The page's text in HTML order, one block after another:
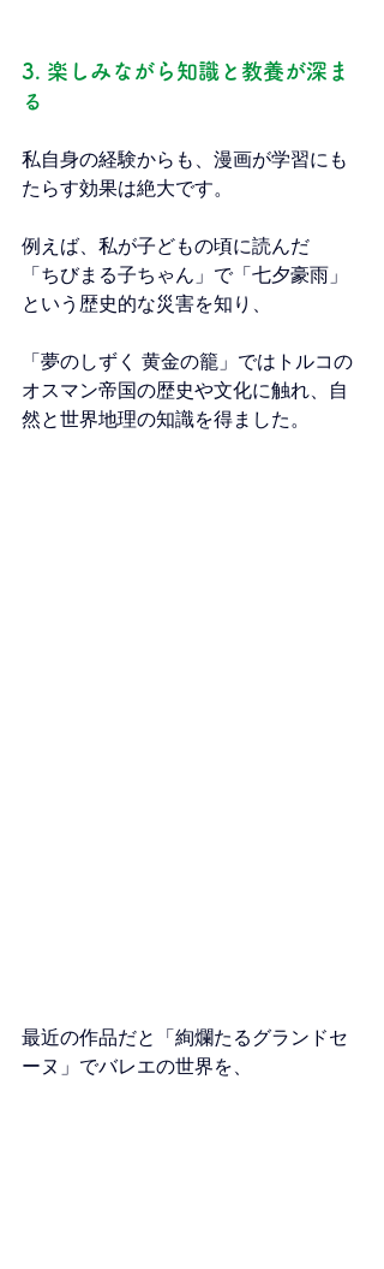
3. 楽しみながら知識と教養が深ま
る
私自身の経験からも、漫画が学習にも
たらす効果は絶大です。
例えば、私が子どもの頃に読んだ
「ちびまる子ちゃん」で「七夕豪雨」
という歴史的な災害を知り、
「夢のしずく 黄金の籠」ではトルコの
オスマン帝国の歴史や文化に触れ、自
然と世界地理の知識を得ました。
最近の作品だと「絢爛たるグランドセ
ーヌ」でバレエの世界を、